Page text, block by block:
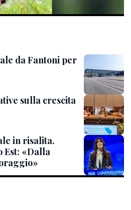
da Fantoni per
sulla crescita
in risalita.
Est: «Dalla